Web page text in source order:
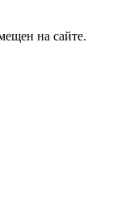
на сайте.